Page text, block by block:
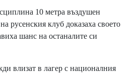
10 метра въздушен
русенския клуб доказаха своето
шанс на останалите си
в лагер с националния